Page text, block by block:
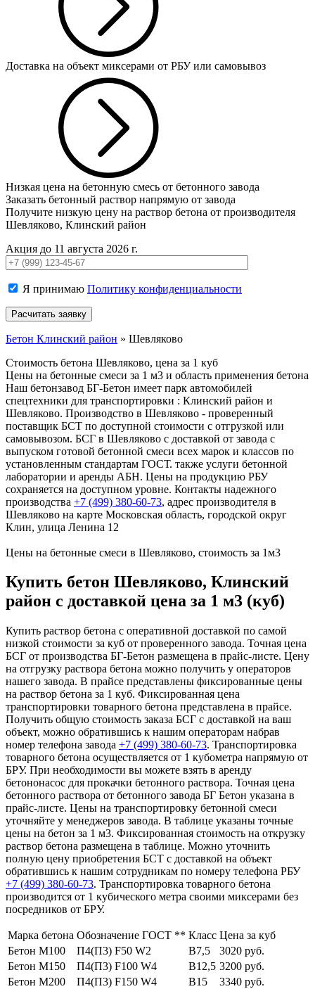
Доставка на объект миксерами от РБУ или самовывоз
Низкая цена на бетонную смесь от бетонного завода
Заказать бетонный раствор напрямую от завода
Получите низкую цену на раствор бетона от производителя
Шевляково, Клинский район
Акция до 11 августа 2026 г.
Я принимаю Политику конфиденциальности
Бетон Клинский район » Шевляково
Стоимость бетона Шевляково, цена за 1 куб
Цены на бетонные смеси за 1 м3 и область применения бетона
Наш бетонзавод БГ-Бетон имеет парк автомобилей
спецтехники для транспортировки : Клинский район и
Шевляково. Производство в Шевляково - проверенный
поставщик БСТ по доступной стоимости с отгрузкой или
самовывозом. БСГ в Шевляково с доставкой от завода с
выпуском готовой бетонной смеси всех марок и классов по
установленным стандартам ГОСТ. также услуги бетонной
лаборатории и аренды АБН. Цены на продукцию РБУ
сохраняется на доступном уровне. Контакты надежного
производства +7 (499) 380-60-73, адрес производителя в
Шевляково на карте Московская область, городской округ
Клин, улица Ленина 12
Цены на бетонные смеси в Шевляково, стоимость за 1м3
Купить бетон Шевляково, Клинский
район с доставкой цена за 1 м3 (куб)
Купить раствор бетона с оперативной доставкой по самой
низкой стоимости за куб от проверенного завода. Точная цена
БСГ от производства БГ-Бетон размещена в прайс-листе. Цену
на отгрузку раствора бетона можно получить у операторов
нашего завода. В прайсе представлены фиксированные цены
на раствор бетона за 1 куб. Фиксированная цена
транспортировки товарного бетона представлена в прайсе.
Получить общую стоимость заказа БСГ с доставкой на ваш
объект, можно обратившись к нашим операторам набрав
номер телефона завода +7 (499) 380-60-73. Транспортировка
товарного бетона осуществляется от 1 кубометра напрямую от
БРУ. При необходимости вы можете взять в аренду
бетононасос для прокачки бетонного раствора. Точная цена
бетонного раствора от бетонного завода БГ Бетон указана в
прайс-листе. Цены на транспортировку бетонной смеси
уточняйте у менеджеров завода. В таблице указаны точные
цены на бетон за 1 м3. Фиксированная стоимость на открузку
раствор бетона размещена в таблице. Можно уточнить
полную цену приобретения БСТ с доставкой на объект
обратившись к нашим сотрудникам по номеру телефона РБУ
+7 (499) 380-60-73. Транспортировка товарного бетона
производится от 1 кубического метра своими миксерами без
посредников от БРУ.
Марка бетона Обозначение ГОСТ ** Класс Цена за куб
Бетон М100
П4(П3) F50 W2 В7,5
3020 руб.
Бетон М150
П4(П3) F100 W4 В12,5 3200 руб.
Бетон М200
П4(П3) F150 W4 В15
3340 руб.